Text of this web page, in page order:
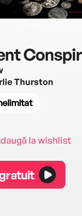
Thurston
la wishlist